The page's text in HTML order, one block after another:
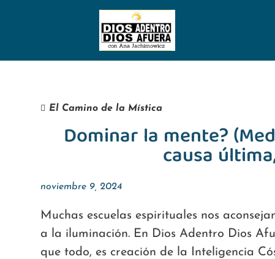
El Camino de la Mística
Dominar la mente?
causa
noviembre 9, 2024
Muchas escuelas espirituales nos
a la iluminación. En Dios Adentro Dios
que todo, es creación de la Inteligencia